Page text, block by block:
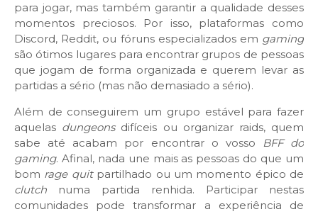
para jogar, mas também garantir a qualidade desses
momentos preciosos. Por isso, plataformas como
Discord, Reddit, ou fóruns especializados em gaming
são ótimos lugares para encontrar grupos de pessoas
que jogam de forma organizada e querem levar as
partidas a sério (mas não demasiado a sério).
Além de conseguirem um grupo estável para fazer
aquelas dungeons difíceis ou organizar raids, quem
sabe até acabam por encontrar o vosso BFF do
gaming. Afinal, nada une mais as pessoas do que um
bom rage quitpartilhado ou um momento épico de
clutch
numa partida renhida. Participar nestas
comunidades pode transformar a experiência de